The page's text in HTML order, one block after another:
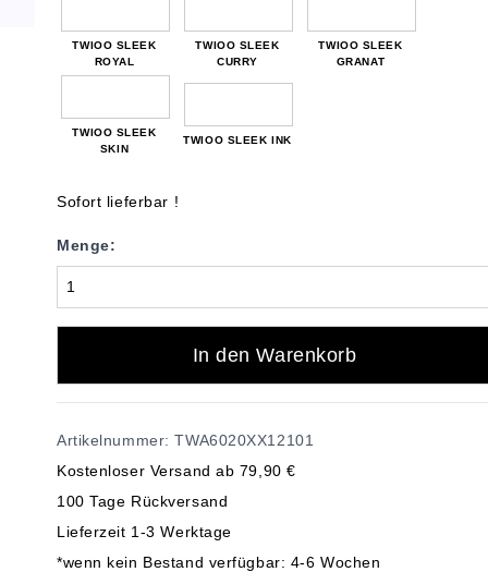
TWIOO SLEEK
ROYAL
TWIOO SLEEK
CURRY
TWIOO SLEEK
GRANAT
TWIOO SLEEK
SKIN
TWIOO SLEEK INK
Sofort lieferbar !
Menge:
In den Warenkorb
Artikelnummer: TWA6020XX12101
Kostenloser Versand ab 79,90 €
100 Tage Rückversand
Lieferzeit 1-3 Werktage
*wenn kein Bestand verfügbar: 4-6 Wochen